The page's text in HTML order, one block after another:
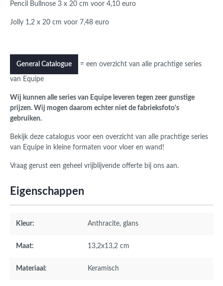
Pencil Bullnose 3 x 20 cm voor 4,10 euro
Jolly 1,2 x 20 cm voor 7,48 euro
General Catalogue = een overzicht van alle prachtige series
van Equipe
Wij kunnen alle series van Equipe leveren tegen zeer gunstige
prijzen. Wij mogen daarom echter niet de fabrieksfoto's
gebruiken.
Bekijk deze catalogus voor een overzicht van alle prachtige series
van Equipe in kleine formaten voor vloer en wand!
Vraag gerust een geheel vrijblijvende offerte bij ons aan.
Eigenschappen
Kleur: Anthracite, glans
Maat: 13,2x13,2 cm
Materiaal: Keramisch